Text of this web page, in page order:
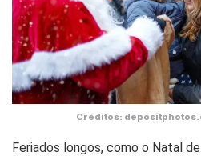
Créditos:
Feriados longos, como o Natal